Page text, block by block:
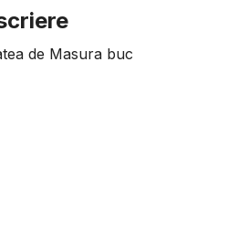
de Masura buc